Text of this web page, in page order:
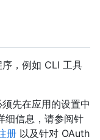
，例如 CLI 工具
先在应用的设置中
细信息，请参阅针
册 以及针对 OAuth